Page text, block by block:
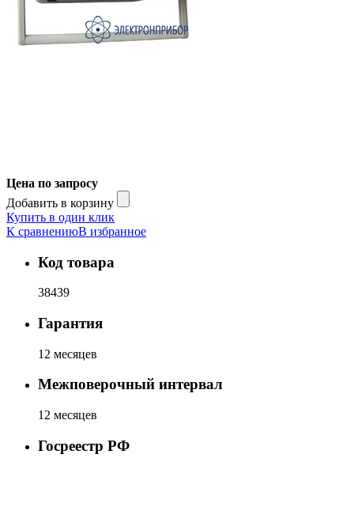
Цена по запросу
Добавить в корзину
Купить в один клик
К сравнениюВ избранное
Код товара
38439
Гарантия
12 месяцев
Межповерочный интервал
12 месяцев
Госреестр РФ